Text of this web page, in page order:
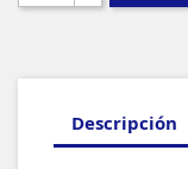
Descripción